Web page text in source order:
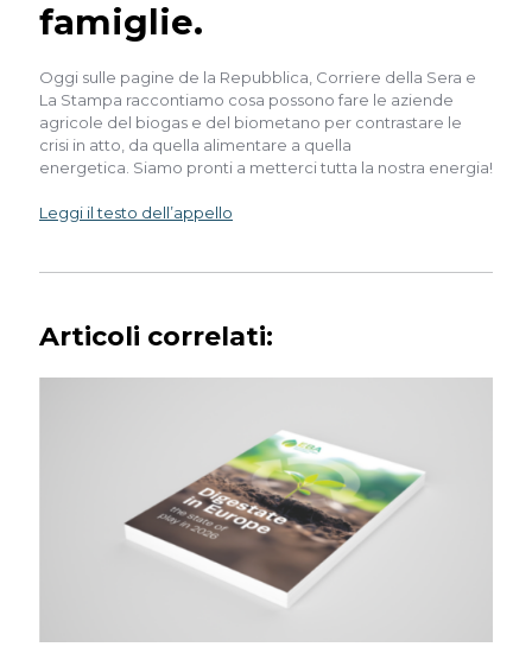
famiglie.
Oggi sulle pagine de la Repubblica, Corriere della Sera e
La Stampa raccontiamo cosa possono fare le aziende
agricole del biogas e del biometano per contrastare le
crisi in atto, da quella alimentare a quella
energetica. Siamo pronti a metterci tutta la nostra energia!
Leggi il testo dell’appello
Articoli correlati: